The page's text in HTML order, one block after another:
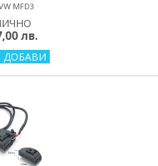
MFD3
лв.